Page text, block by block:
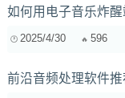
如何用电子音乐炸
2025/4/30 596
前沿音频处理软件